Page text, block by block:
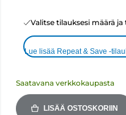
Valitse tilauksesi määrä
Lue lisää Repeat & Save -
Saatavana verkkokaupasta
LISÄÄ OSTOSKORIIN